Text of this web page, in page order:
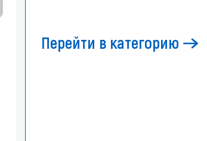
Перейти в категорию